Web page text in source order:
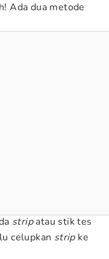
Ada dua metode
stripatau stik tes
celupkan stripke